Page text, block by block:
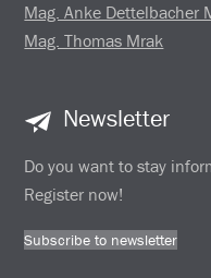
Mag. Anke Dettelbacher
Mag. Thomas Mrak
Newsletter
Do you want to stay
Register now!
Subscribe to newsletter